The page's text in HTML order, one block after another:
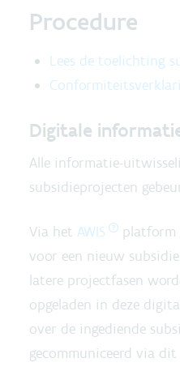
Procedure
Lees de toelichting
Digitale
Alle informatie-
subsidieprojecten
Via het AWIS
platform
voor een nieuw
latere projectfasen
opgeladen in deze
over de ingediende
gecommuniceerd via